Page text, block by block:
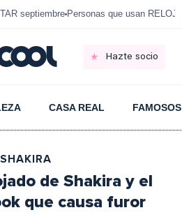
septiembre Personas que usan RELOJ
Hazte socio
CASA REAL FAMOSOS
SHAKIRA
de Shakira y el
que causa furor